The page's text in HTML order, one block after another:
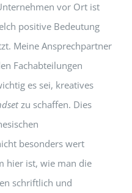
vor Ort ist
positive Bedeutung
Meine Ansprechpartner
Fachabteilungen
es sei, kreatives
zu schaffen. Dies
besonders wert
hier ist, wie man die
schriftlich und